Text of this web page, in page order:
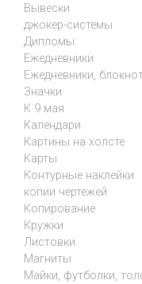
Вывески
джокер-системы
Дипломы
Ежедневники
Ежедневники,
Значки
К 9 мая
Календари
Картины на холсте
Карты
Контурные наклейки
копии чертежей
Копирование
Кружки
Листовки
Магниты
Майки, футболки,